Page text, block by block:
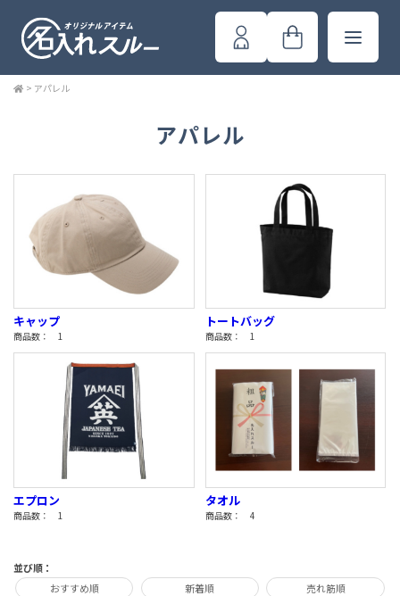
> アパレル
アパレル
キャップ
商品数： 1
トートバッグ
商品数： 1
エプロン
商品数： 1
タオル
商品数： 4
並び順：
おすすめ順
新着順 売れ筋順